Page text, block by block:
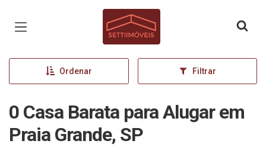
Página inicial
Ordenar Filtrar
0 Casa Barata para Alugar em
Praia Grande, SP